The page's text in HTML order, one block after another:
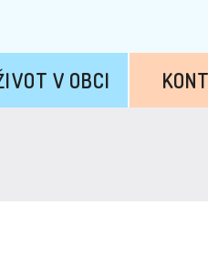
V OBCI